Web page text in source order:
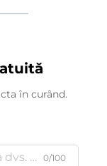
în curând.
0/100